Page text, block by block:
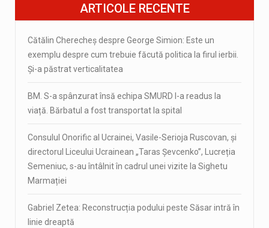
ARTICOLE RECENTE
Cătălin Cherecheș despre George Simion: Este un
exemplu despre cum trebuie făcută politica la firul ierbii.
Și-a păstrat verticalitatea
BM. S-a spânzurat însă echipa SMURD l-a readus la
viață. Bărbatul a fost transportat la spital
Consulul Onorific al Ucrainei, Vasile-Serioja Ruscovan, și
directorul Liceului Ucrainean „Taras Șevcenko”, Lucreția
Semeniuc, s-au întâlnit în cadrul unei vizite la Sighetu
Marmației
Gabriel Zetea: Reconstrucția podului peste Săsar intră în
linie dreaptă